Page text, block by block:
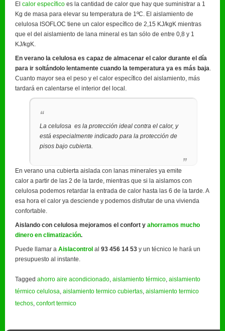
El calor específico es la cantidad de calor que hay que suministrar a 1
Kg de masa para elevar su temperatura de 1ºC. El aislamiento de
celulosa ISOFLOC tiene un calor específico de 2,15 KJ/kgK mientras
que el del aislamiento de lana mineral es tan sólo de entre 0,8 y 1
KJ/kgK.
En verano la celulosa es capaz de almacenar el calor durante el día
para ir soltándolo lentamente cuando la temperatura ya es más baja.
Cuanto mayor sea el peso y el calor específico del aislamiento, más
tardará en calentarse el interior del local.
La celulosa es la protección ideal contra el calor, y
está especialmente indicado para la protección de
pisos bajo cubierta.
En verano una cubierta aislada con lanas minerales ya emite
calor a partir de las 2 de la tarde, mientras que si la aislamos con
celulosa podemos retardar la entrada de calor hasta las 6 de la tarde. A
esa hora el calor ya desciende y podemos disfrutar de una vivienda
confortable.
Aislando con celulosa mejoramos el confort y ahorramos mucho
dinero en climatización.
Puede llamar a Aislacontrol al 93 456 14 53 y un técnico le hará un
presupuesto al instante.
Tagged ahorro aire acondicionado, aislamiento térmico, aislamiento
térmico celulosa, aislamiento termico cubiertas, aislamiento termico
techos, confort termico